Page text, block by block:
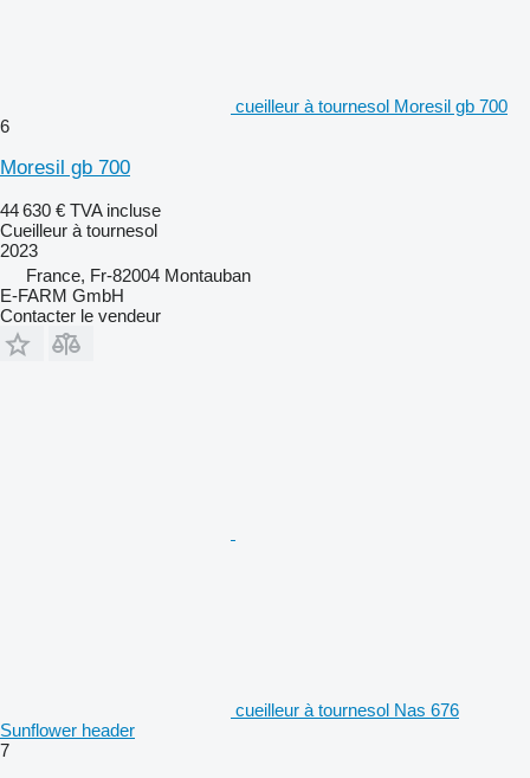
cueilleur à tournesol Moresil gb 700
6
Moresil gb 700
44 630 € TVA incluse
Cueilleur à tournesol
2023
France, Fr-82004 Montauban
E-FARM GmbH
Contacter le vendeur
cueilleur à tournesol Nas 676
Sunflower header
7